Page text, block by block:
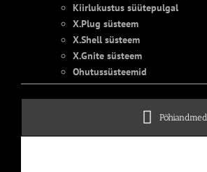
Kiirlukustus süütepulgal
X.Plug süsteem
X.Shell süsteem
X.Gnite süsteem
Ohutussüsteemid
Põhiandmed